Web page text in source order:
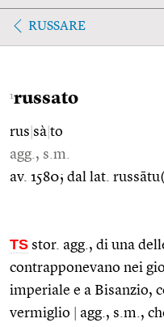
RUSSARE
1russato
rus sà to
agg., s.m.
av. 1580; dal lat.
TS stor. agg., di una
contrapponevano nei
imperiale e a Bisanzio,
vermiglio
agg., s.m.,